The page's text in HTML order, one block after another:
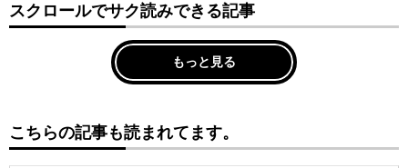
スクロールでサク読みできる記事
もっと見る
こちらの記事も読まれてます。